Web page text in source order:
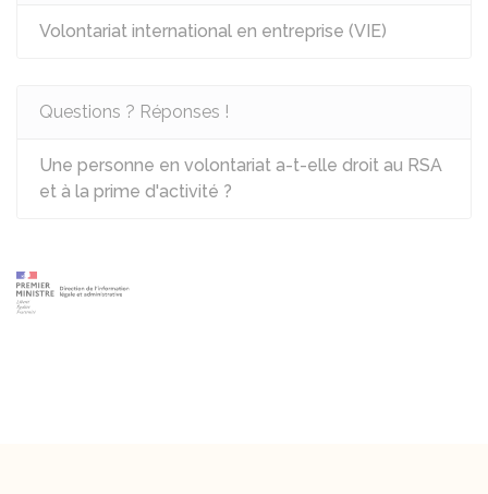
Volontariat international en entreprise (VIE)
Questions ? Réponses !
Une personne en volontariat a-t-elle droit au RSA
et à la prime d'activité ?